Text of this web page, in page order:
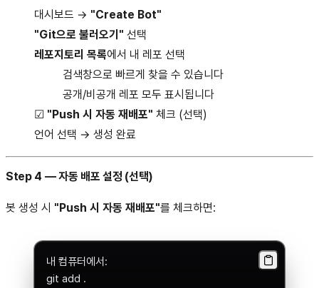
대시보드 → "Create Bot"
"Git으로 불러오기" 선택
레포지토리 목록에서 내 레포 선택
검색창으로 빠르게 찾을 수 있습니다
공개/비공개 레포 모두 표시됩니다
☑ "Push 시 자동 재배포" 체크 (선택)
언어 선택 → 생성 완료
Step 4 — 자동 배포 설정 (선택)
봇 생성 시 "Push 시 자동 재배포"를 체크하면:
내 컴퓨터에서:
git add .